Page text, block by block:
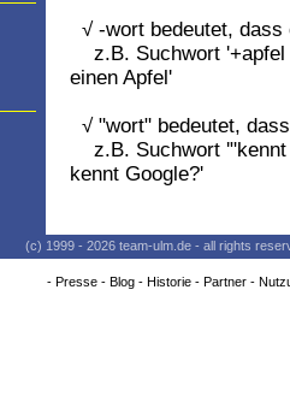
√ -wort bedeutet,
z.B. Suchwort '+apfel
einen Apfel'
√ "wort" bedeutet,
z.B. Suchwort '"kennt
kennt Google?'
(c) 1999 - 2026 team-ulm.de - all rights
- Presse- Blog- Historie- Partner-